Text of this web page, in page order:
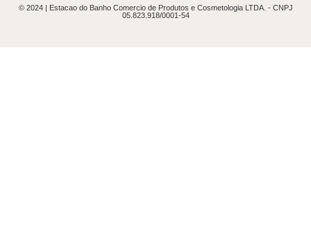
© 2024 | Estacao do Banho Comercio de Produtos e Cosmetologia LTDA. - CNPJ
05.823.918/0001-54